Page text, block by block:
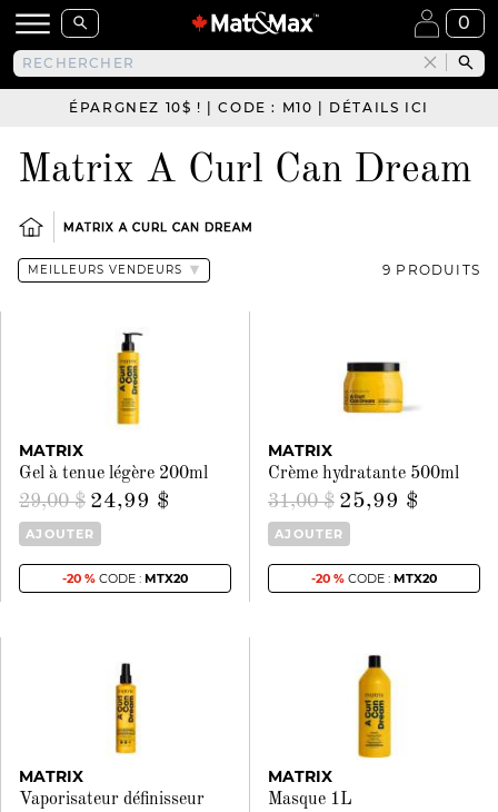
0
ÉPARGNEZ 10$ ! | CODE : M10 | DÉTAILS ICI
Matrix A Curl Can Dream
MATRIX A CURL CAN DREAM
9 PRODUITS
MATRIX
Gel à tenue légère 200ml
29,00 $ 24,99 $
AJOUTER
-20 % CODE : MTX20
MATRIX
Crème hydratante 500ml
31,00 $ 25,99 $
AJOUTER
-20 % CODE : MTX20
MATRIX
Vaporisateur définisseur
MATRIX
Masque 1L